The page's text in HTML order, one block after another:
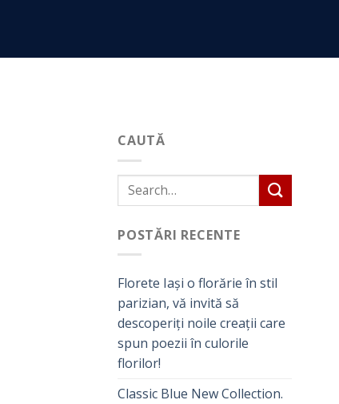
CAUTĂ
POSTĂRI RECENTE
Florete Iași o florărie în stil
parizian, vă invită să
descoperiți noile creații care
spun poezii în culorile
florilor!
Classic Blue New Collection.